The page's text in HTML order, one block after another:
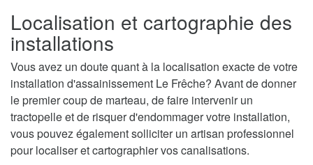
Localisation et cartographie des
installations
Vous avez un doute quant à la localisation exacte de votre
installation d'assainissement Le Frêche? Avant de donner
le premier coup de marteau, de faire intervenir un
tractopelle et de risquer d'endommager votre installation,
vous pouvez également solliciter un artisan professionnel
pour localiser et cartographier vos canalisations.